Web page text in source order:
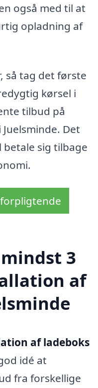
også med til at
opladning af
så tag det første
kørsel i
tilbud på
Det
sig tilbage
3
af
af ladeboks
idé at
fra forskellige